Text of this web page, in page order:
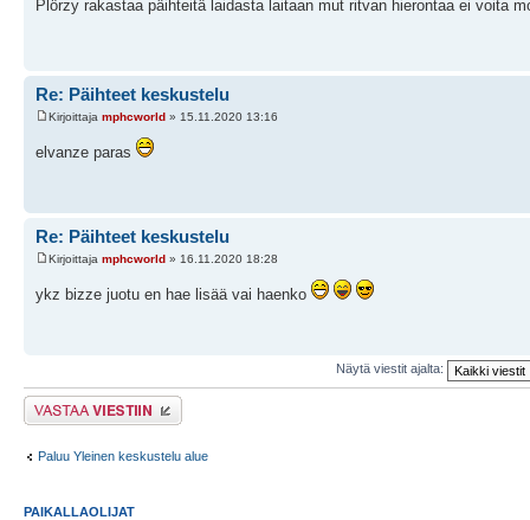
Plörzy rakastaa päihteitä laidasta laitaan mut ritvan hierontaa ei voita
Re: Päihteet keskustelu
Kirjoittaja mphcworld » 15.11.2020 13:16
elvanze paras
Re: Päihteet keskustelu
Kirjoittaja mphcworld » 16.11.2020 18:28
ykz bizze juotu en hae lisää vai haenko
Näytä viestit ajalta:
Lähetä vastaus
Paluu Yleinen keskustelu alue
PAIKALLAOLIJAT